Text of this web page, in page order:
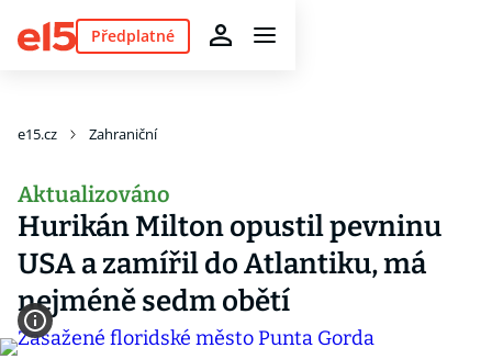
Předplatné
e15.cz Zahraniční
Aktualizováno
Hurikán Milton opustil pevninu
USA a zamířil do Atlantiku, má
nejméně sedm obětí